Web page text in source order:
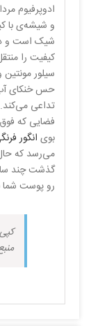
ادوپرفیوم
و شیشه‌ی با
شیک است و
کیفیت را
سیلور
حس خنکای آب
تداعی
فضایی که
بوی انگور
می‌رسد که
گذشت چند
رو پوست شما